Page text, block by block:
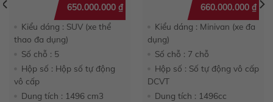
650.000.000₫
Kiểu dáng : SUV (xe thể
thao đa dụng)
Số chỗ : 5
Hộp số : Hộp số tự động
vô cấp
Dung tích : 1496 cm3
660.000.000₫
Kiểu dáng : Minivan (xe đa
dụng)
Số chỗ : 7 chỗ
Hộp số : Số tự động vô cấp
DCVT
Dung tích : 1496cc